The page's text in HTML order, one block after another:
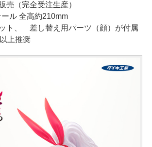
売（完全受注生産）
ル 全高約210mm
ト、 差し替え用パーツ（顔）が付属
上推奨